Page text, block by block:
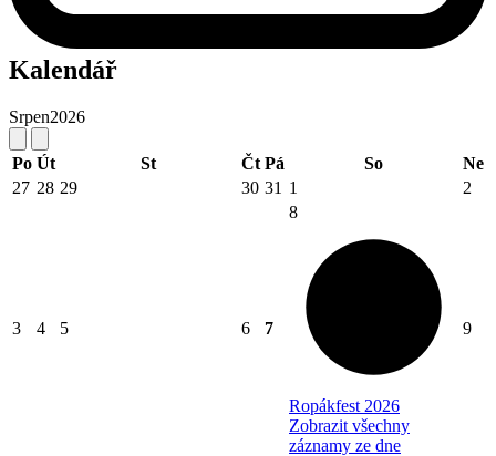
Kalendář
Srpen2026
Po Út St Čt Pá So
Ne
27 28 29 30 31 1 2
3 4 5 6 7
8
Ropákfest 2026
Zobrazit všechny
záznamy ze dne
9